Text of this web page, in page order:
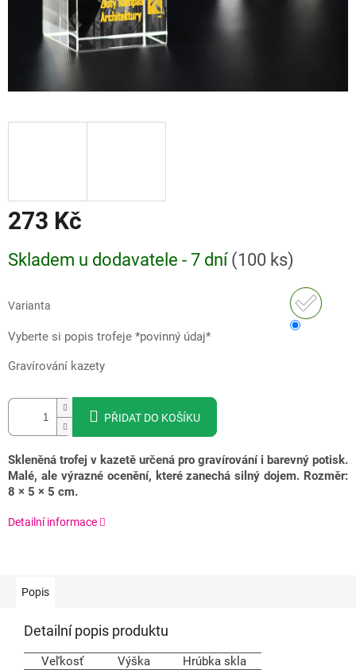
273 Kč
cena:
Skladem u dodavatele - 7 dní (100 ks)
Varianta
Vyberte si popis trofeje *povinný údaj*
Gravírování kazety
PŘIDAT DO KOŠÍKU
Skleněná trofej v kazetě určená pro gravírování i barevný potisk.
Malé, ale výrazné ocenění, které zanechá silný dojem. Rozměr:
8 × 5 × 5 cm.
Detailní informace
Popis
Detailní popis produktu
Veľkosť Výška
Hrúbka skla